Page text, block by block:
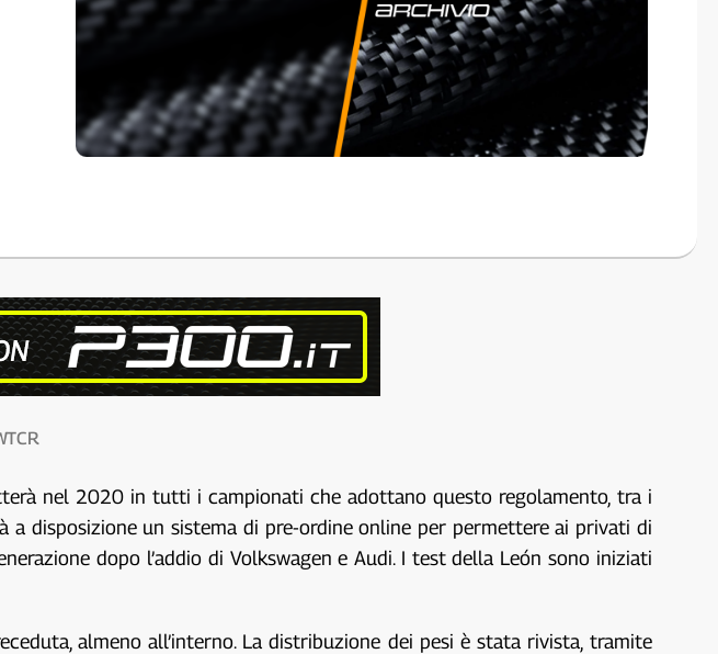
nel 2020 in tutti i campionati che adottano questo regolamento, tra i
a disposizione un sistema di pre-ordine online per permettere ai privati di
dopo l’addio di Volkswagen e Audi. I test della León sono iniziati
almeno all’interno. La distribuzione dei pesi è stata rivista, tramite